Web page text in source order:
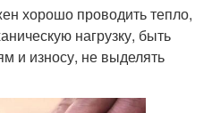
хорошо проводить тепло,
нагрузку, быть
и износу, не выделять